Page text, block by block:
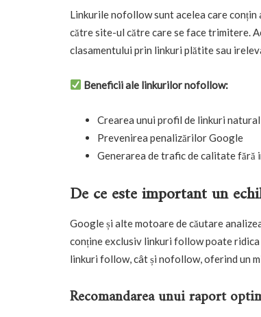
Linkurile nofollow sunt acelea care
către site-ul către care se face trimitere.
clasamentului prin linkuri plătite sau
Beneficii ale linkurilor nofollow:
Crearea unui profil de linkuri natural
Prevenirea penalizărilor Google
Generarea de trafic de calitate fără
De ce este important un
Google și alte motoare de căutare
conține exclusiv linkuri follow poate
linkuri follow, cât și nofollow, oferind un
Recomandarea unui raport